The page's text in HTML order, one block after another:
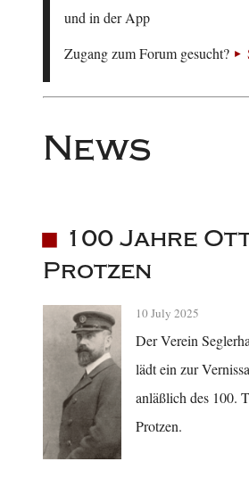
und in der App
Zugang zum Forum gesucht?
News
100 Jahre
Protzen
10 July 2025
Der Verein
lädt ein zur
anläßlich des 100.
Protzen.